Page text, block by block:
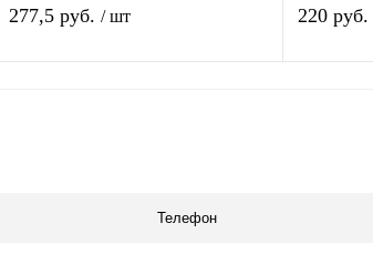
спутниковый с проходом питания 1
277,5 руб. / шт 220 руб.
Телефон